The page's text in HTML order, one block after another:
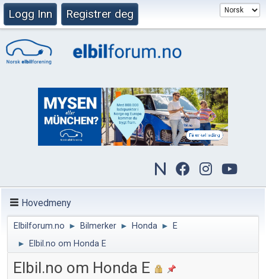
Logg Inn Registrer deg
Hovedmeny
Elbilforum.no ► Bilmerker ► Honda ►
E
►
Elbil.no om Honda E
Elbil.no om Honda E